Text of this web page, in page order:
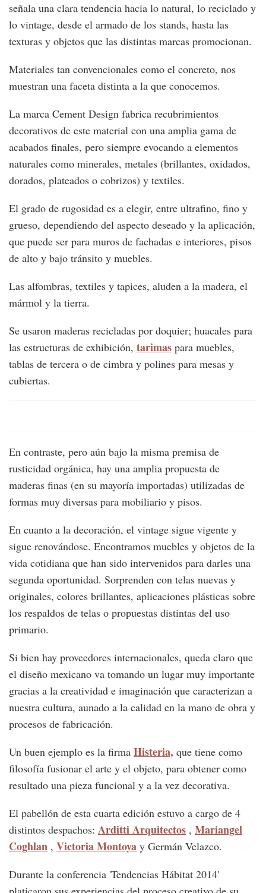
señala una clara tendencia hacia lo natural, lo reciclado y
lo vintage, desde el armado de los stands, hasta las
texturas y objetos que las distintas marcas promocionan.
Materiales tan convencionales como el concreto, nos
muestran una faceta distinta a la que conocemos.
La marca Cement Design fabrica recubrimientos
decorativos de este material con una amplia gama de
acabados finales, pero siempre evocando a elementos
naturales como minerales, metales (brillantes, oxidados,
dorados, plateados o cobrizos) y textiles.
El grado de rugosidad es a elegir, entre ultrafino, fino y
grueso, dependiendo del aspecto deseado y la aplicación,
que puede ser para muros de fachadas e interiores, pisos
de alto y bajo tránsito y muebles.
Las alfombras, textiles y tapices, aluden a la madera, el
mármol y la tierra.
Se usaron maderas recicladas por doquier; huacales para
las estructuras de exhibición, tarimas para muebles,
tablas de tercera o de cimbra y polines para mesas y
cubiertas.
En contraste, pero aún bajo la misma premisa de
rusticidad orgánica, hay una amplia propuesta de
maderas finas (en su mayoría importadas) utilizadas de
formas muy diversas para mobiliario y pisos.
En cuanto a la decoración, el vintage sigue vigente y
sigue renovándose. Encontramos muebles y objetos de la
vida cotidiana que han sido intervenidos para darles una
segunda oportunidad. Sorprenden con telas nuevas y
originales, colores brillantes, aplicaciones plásticas sobre
los respaldos de telas o propuestas distintas del uso
primario.
Si bien hay proveedores internacionales, queda claro que
el diseño mexicano va tomando un lugar muy importante
gracias a la creatividad e imaginación que caracterizan a
nuestra cultura, aunado a la calidad en la mano de obra y
procesos de fabricación.
Un buen ejemplo es la firma Histeria, que tiene como
filosofía fusionar el arte y el objeto, para obtener como
resultado una pieza funcional y a la vez decorativa.
El pabellón de esta cuarta edición estuvo a cargo de 4
distintos despachos: Arditti Arquitectos , Mariangel
Coghlan , Victoria Montoya y Germán Velazco.
Durante la conferencia 'Tendencias Hábitat 2014'